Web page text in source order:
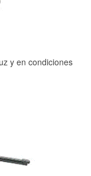
y en condiciones